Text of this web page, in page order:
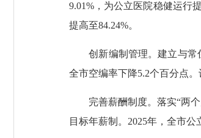
9.01%，为公立医院稳健运行
提高至84.24%。
创新编制管理。建立与常住
全市空编率下降5.2个百分点。
完善薪酬制度。落实“两个
目标年薪制。2025年，全市公